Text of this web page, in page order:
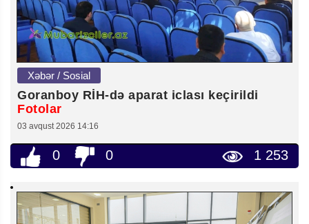
Xəbər / Sosial
Goranboy RİH-də aparat iclası keçirildi
Fotolar
03 avqust 2026 14:16
0 0 1 253